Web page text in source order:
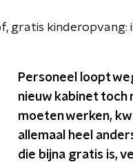
gratis kinderopvang:
Personeel loopt
nieuw kabinet toch
moeten werken,
allemaal heel
die bijna gratis is,